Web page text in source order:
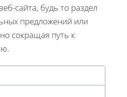
сайта, будь то раздел
предложений или
сокращая путь к